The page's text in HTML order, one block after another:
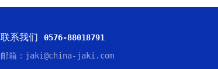
联系我们 0576-88018791
邮箱：jaki@china-jaki.com